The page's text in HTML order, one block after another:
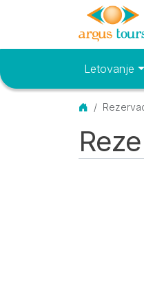
Osnovni meniLetovanje
Početna